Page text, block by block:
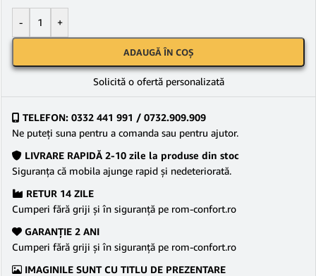
- +
ADAUGĂ ÎN COȘ
Solicită o ofertă personalizată
TELEFON: 0332 441 991 / 0732.909.909
Ne puteţi suna pentru a comanda sau pentru ajutor.
LIVRARE RAPIDĂ 2-10 zile la produse din stoc
Siguranţa că mobila ajunge rapid şi nedeteriorată.
RETUR 14 ZILE
Cumperi fără griji şi în siguranţă pe rom-confort.ro
GARANŢIE 2 ANI
Cumperi fără griji şi în siguranţă pe rom-confort.ro
IMAGINILE SUNT CU TITLU DE PREZENTARE